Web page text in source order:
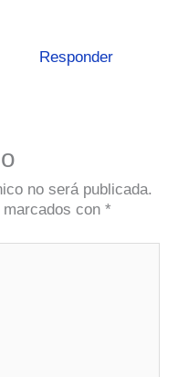
Responder
no será publicada.
con *